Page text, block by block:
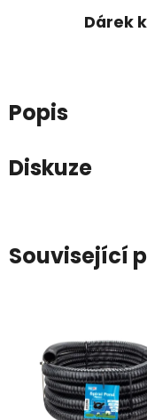
Dárek
Popis
Diskuze
Související